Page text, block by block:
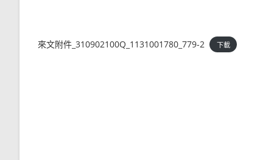
來文附件_310902100Q_1131001780_779-2 下載